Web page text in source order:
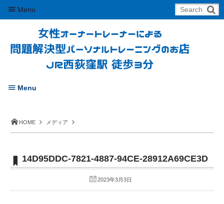
HOME メディア
14D95DDC-7821-4887-94CE-28912A69CE3D
2023年3月3日
Menu
Menu